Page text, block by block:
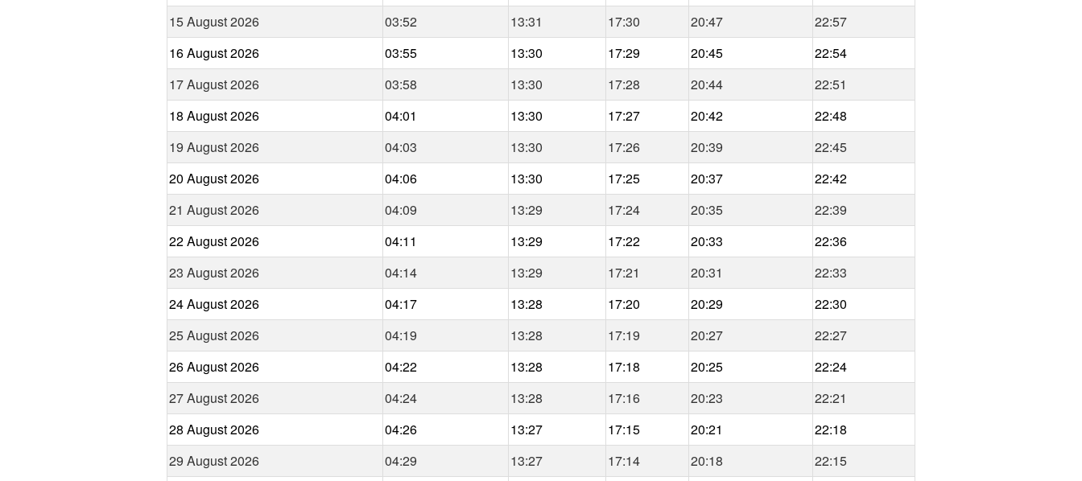
15 August 2026
03:52 13:31 17:30 20:47
22:57
16 August 2026
03:55 13:30 17:29 20:45
22:54
17 August 2026
03:58 13:30 17:28 20:44
22:51
18 August 2026
04:01 13:30 17:27 20:42
22:48
19 August 2026
04:03 13:30 17:26 20:39
22:45
20 August 2026
04:06 13:30 17:25 20:37
22:42
21 August 2026
04:09 13:29 17:24 20:35
22:39
22 August 2026
04:11 13:29 17:22 20:33
22:36
23 August 2026
04:14 13:29 17:21 20:31
22:33
24 August 2026
04:17 13:28 17:20 20:29
22:30
25 August 2026
04:19 13:28 17:19 20:27
22:27
26 August 2026
04:22 13:28 17:18 20:25
22:24
27 August 2026
04:24 13:28 17:16 20:23
22:21
28 August 2026
04:26 13:27 17:15 20:21
22:18
29 August 2026
04:29 13:27 17:14 20:18
22:15